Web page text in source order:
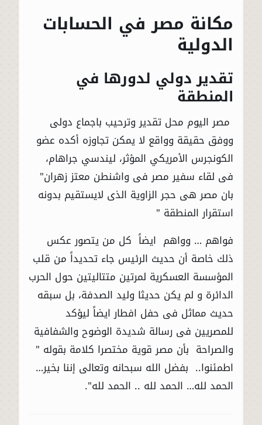
مكانة مصر في الحسابات
الدولية
تقدير دولي لدورها في
المنطقة
مصر اليوم محل تقدير وترحيب باجماع دولى
ووفق حقيقة وواقع لا يمكن تجاوزه أكده عضو
الكونجرس الأمريكي المؤثر، ليندسي جراهام،
فى لقاء سفير مصر فى واشنطن معتز زهران"
بان مصر هى حجر الزاوية الذى لايستقيم بدونه
استقرار المنطقة "
فواهم … وواهم ايضاً كل من يتصور عكس
ذلك خاصة أن حديث الرئيس جاء تحديداً من قلب
المؤسسة العسكرية لمرتين متتاليتين حول الحرب
الدائرة و لم يكن حديثا وليد الصدفة، بل سبقه
حديث مماثل فى حفل افطار ايضاً ليؤكد
للمصريين فى رسالة شديدة الوضوح والشفافية
والصراحة بأن مصر قوية مختصرا كلامة بقوله "
اطمئنوا.. بفضل الله سبحانه وتعالى إننا بخير…
الحمد لله… الحمد لله .. الحمد لله".